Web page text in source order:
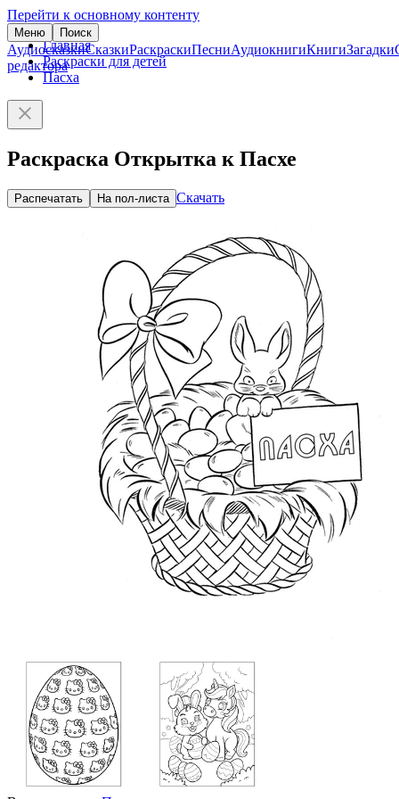
Перейти к основному контенту
Меню Поиск
АудиосказкиСказкиРаскраскиПесниАудиокнигиКнигиЗагадки
редактора
Главная
Раскраски для детей
Пасха
Раскраска Открытка к Пасхе
Распечатать На пол-листа Скачать